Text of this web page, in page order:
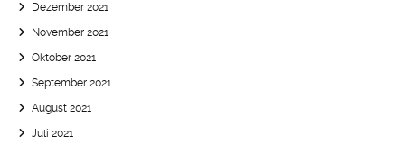
Dezember 2021
November 2021
Oktober 2021
September 2021
August 2021
Juli 2021